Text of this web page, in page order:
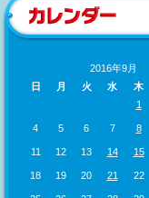
2016年9月
日
月 火 水 木
1
4 5 6 7 8
11 12 13 14 15
18 19 20 21 22